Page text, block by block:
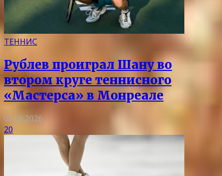
ТЕННИС
Рублев проиграл Шану во
втором круге теннисного
«Мастерса» в Монреале
05.08.2026
20